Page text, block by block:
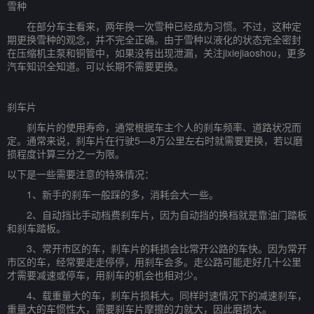
雪种
在部分车主看来，两年换一次雪种已经成为习惯。不过，这种定
期更换雪种的观念，并不完全正确。由于雪种以液化的状态完全密封
在压缩机主泵和铜管中，如果没有出现泄漏，关注jixiejiaoshou，更多
汽车知识全知道。可以长期不需要更换。
刹车片
刹车片的使用寿命，通常根据车主个人的刹车频率、道路状况而
定。通常来说，刹车片在行驶5—8万公里左右时就需要更换，若以磨
损程度计算三分之一为限。
以下是一些需要注意的特殊情况：
1、新手的刹车一般踩的多，消耗会大一些。
2、自动挡比手动档费刹车片，因为自动挡的换档就是靠油门踏板
和刹车踏板。
3、常开市区的车，刹车片的耗损会比常开公路的车快。因为常开
市区的车，经常要走走停停，用刹车会多。走公路可能走好几十公里
才需要减速或停车，用刹车的机会也相对少。
4、载重量大的车，刹车片损耗大。同样时速情况下的减速刹车，
重量大的车惯性大，需要刹车片摩擦的力就大，因此磨损大。